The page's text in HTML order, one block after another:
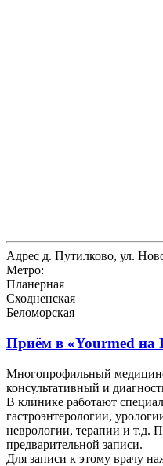
Адрес д. Путилково, ул.
Метро:
Планерная
Сходненская
Беломорская
Приём в «Yourmed на
Многопрофильный
консультативный и
В клинике работают
гастроэнтерологии,
неврологии, терапии и т.д.
предварительной записи.
Для записи к этому врачу